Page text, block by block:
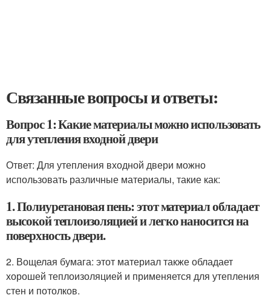
Связанные вопросы и ответы:
Вопрос 1: Какие материалы можно использовать
для утепления входной двери
Ответ: Для утепления входной двери можно
использовать различные материалы, такие как:
1. Полиуретановая пень: этот материал обладает
высокой теплоизоляцией и легко наносится на
поверхность двери.
2. Вощелая бумага: этот материал также обладает
хорошей теплоизоляцией и применяется для утепления
стен и потолков.